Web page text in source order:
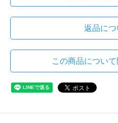
返品につ
この商品につい